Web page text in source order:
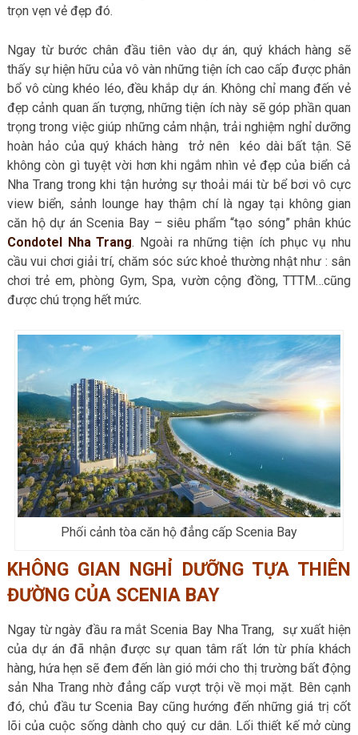
trọn vẹn vẻ đẹp đó.
Ngay từ bước chân đầu tiên vào dự án, quý khách hàng sẽ
thấy sự hiện hữu của vô vàn những tiện ích cao cấp được phân
bổ vô cùng khéo léo, đều khắp dự án. Không chỉ mang đến vẻ
đẹp cảnh quan ấn tượng, những tiện ích này sẽ góp phần quan
trọng trong việc giúp những cảm nhận, trải nghiệm nghỉ dưỡng
hoàn hảo của quý khách hàng trở nên kéo dài bất tận. Sẽ
không còn gì tuyệt vời hơn khi ngắm nhìn vẻ đẹp của biển cả
Nha Trang trong khi tận hưởng sự thoải mái từ bể bơi vô cực
view biển, sảnh lounge hay thậm chí là ngay tại không gian
căn hộdự án Scenia Bay – siêu phẩm “tạo sóng” phân khúc
Condotel Nha Trang. Ngoài ra những tiện ích phục vụ nhu
cầu vui chơi giải trí, chăm sóc sức khoẻ thường nhật như : sân
chơi trẻ em, phòng Gym, Spa, vườn cộng đồng, TTTM…cũng
được chú trọng hết mức.
Phối cảnh tòa căn hộ đẳng cấp Scenia Bay
KHÔNG GIAN NGHỈ DƯỠNG TỰA THIÊN
ĐƯỜNG CỦA SCENIA BAY
Ngay từ ngày đầu ra mắt Scenia Bay Nha Trang, sự xuất hiện
của dự án đã nhận được sự quan tâm rất lớn từ phía khách
hàng, hứa hẹn sẽ đem đến làn gió mới cho thị trường bất động
sản Nha Trang nhờ đẳng cấp vượt trội về mọi mặt. Bên cạnh
đó, chủ đầu tưScenia Bay cũng hướng đến những giá trị cốt
lõi của cuộc sống dành cho quý cư dân. Lối thiết kế mở cùng